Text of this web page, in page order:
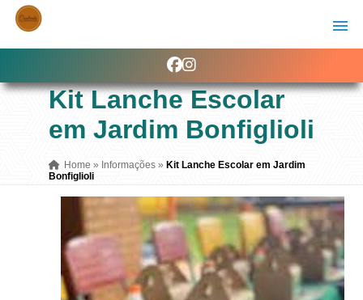
Kit Lanche Escolar
em Jardim Bonfiglioli
Home » Informações » Kit Lanche Escolar em Jardim
Bonfiglioli